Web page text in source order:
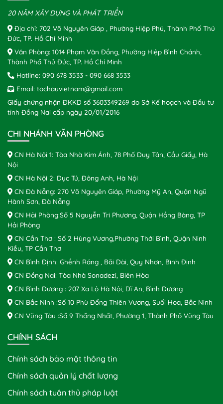
20 NĂM XÂY DỰNG VÀ PHÁT TRIỂN
Địa chỉ: 702 Võ Nguyên Giáp , Phường Hiệp Phú, Thành Phố Thủ
Đức, TP. Hồ Chí Minh
Văn Phòng: 1014 Phạm Văn Đồng, Phường Hiệp Bình Chánh,
Thành Phố Thủ Đức, TP. Hồ Chí Minh
Hotline: 090 678 3533 - 090 668 3533
Email: tochauvietnam@gmail.com
Giấy chứng nhận ĐKKD số 3603349269 do Sở Kế hoạch và Đầu tư
tỉnh Đồng Nai cấp ngày 20/01/2016
CHI NHÁNH VĂN PHÒNG
CN Hà Nội 1: Tòa Nhà Kim Ánh, 78 Phố Duy Tân, Cầu Giấy, Hà
Nội
CN Hà Nội 2: Dục Tú, Đông Anh, Hà Nội
CN Đà Nẵng: 270 Võ Nguyên Giáp, Phường Mỹ An, Quận Ngũ
Hành Sơn, Đà Nẵng
CN Hải Phòng:Số 5 Nguyễn Tri Phương, Quận Hồng Bàng, TP
Hải Phòng
CN Cần Thơ : Số 2 Hùng Vương,Phường Thới Bình, Quận Ninh
Kiều, TP Cần Thơ
CN Bình Định: Ghềnh Ráng , Bãi Dài, Quy Nhơn, Bình Định
CN Đồng Nai: Tòa Nhà Sonadezi, Biên Hòa
CN Bình Dương : 207 Xa Lộ Hà Nội, Dĩ An, Bình Dương
CN Bắc Ninh :Số 10 Phù Đổng Thiên Vương, Suối Hoa, Bắc Ninh
CN Vũng Tàu :Số 9 Thống Nhất, Phường 1, Thành Phố Vũng Tàu
CHÍNH SÁCH
Chính sách bảo mật thông tin
Chính sách quản lý chất lượng
Chính sách tuân thủ pháp luật